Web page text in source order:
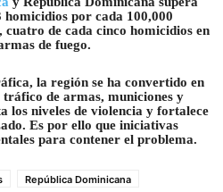
por cada 100,000
cuatro de cada cinco homicidios en
de fuego.
la región se ha convertido en
de armas, municiones y
los niveles de violencia y fortalece
Es por ello que iniciativas
para contener el problema.
República Dominicana